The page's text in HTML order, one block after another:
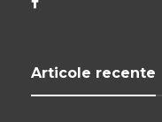
Articole recente